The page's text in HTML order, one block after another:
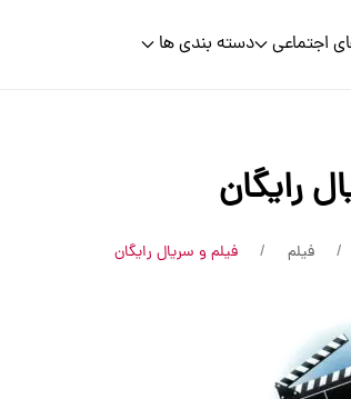
اجتماعی دسته بندی ها
رایگان
فیلم فیلم و سریال رایگان